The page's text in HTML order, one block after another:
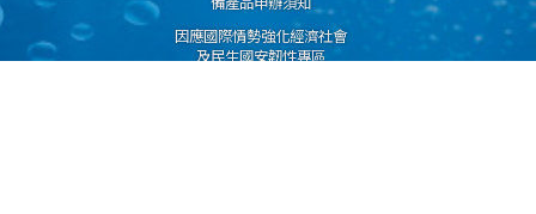
因應國際情勢強化經濟社會
及民生國安韌性專區